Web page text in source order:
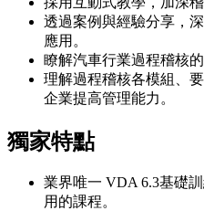
透過案例與經驗分享，
應用。
瞭解汽車行業過程稽核
理解過程稽核各模組、
企業提高管理能力。
獨家特點
業界唯一 VDA 6.3基礎
用的課程。